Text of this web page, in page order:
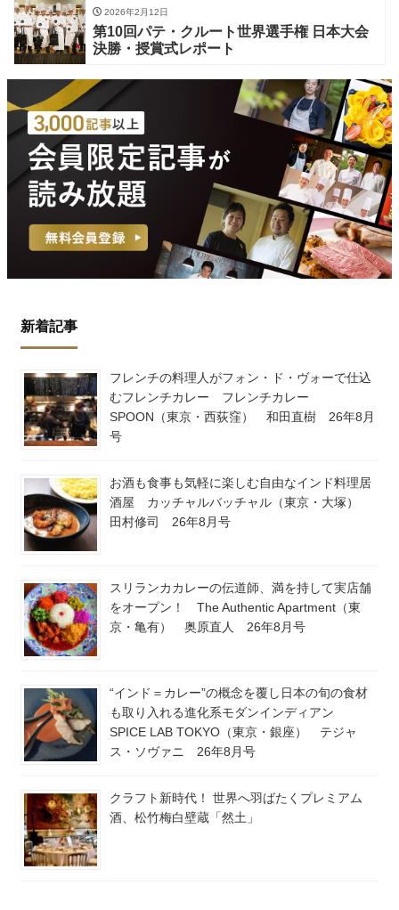
2026年2月12日
第10回パテ・クルート世界選手権 日本大会
決勝・授賞式レポート
新着記事
フレンチの料理人がフォン・ド・ヴォーで仕込
むフレンチカレー フレンチカレー
SPOON（東京・西荻窪） 和田直樹 26年8月
号
お酒も食事も気軽に楽しむ自由なインド料理居
酒屋 カッチャルバッチャル（東京・大塚）
田村修司 26年8月号
スリランカカレーの伝道師、満を持して実店舗
をオープン！ The Authentic Apartment（東
京・亀有） 奥原直人 26年8月号
“インド＝カレー”の概念を覆し日本の旬の食材
も取り入れる進化系モダンインディアン
SPICE LAB TOKYO（東京・銀座） テジャ
ス・ソヴァニ 26年8月号
クラフト新時代！ 世界へ羽ばたくプレミアム
酒、松竹梅白壁蔵「然土」